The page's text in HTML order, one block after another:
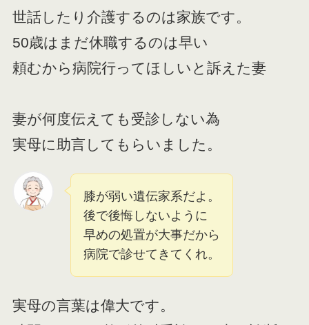
世話したり介護するのは家族です。
50歳はまだ休職するのは早い
頼むから病院行ってほしいと訴えた妻
妻が何度伝えても受診しない為
実母に助言してもらいました。
膝が弱い遺伝家系だよ。
後で後悔しないように
早めの処置が大事だから
病院で診せてきてくれ。
実母の言葉は偉大です。